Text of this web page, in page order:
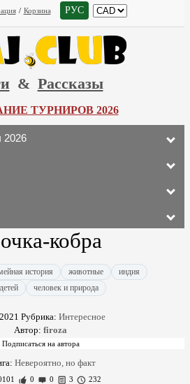
/ Корзина РУС
& Рассказы
ТУРНИРОВ 2026
2026
кобра
история животные
индия
человек и природа
Рубрика: Интересное
Автор: firoza
Невероятно, но факт
0 0 3 232